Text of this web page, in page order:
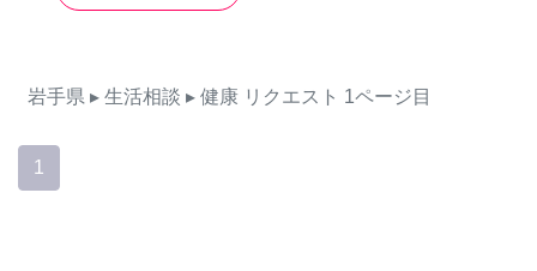
岩手県 ▸ 生活相談 ▸ 健康 リクエスト 1ページ目
1